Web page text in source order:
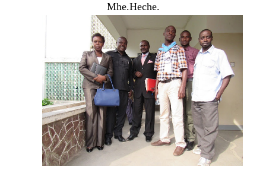
Mhe.Heche.